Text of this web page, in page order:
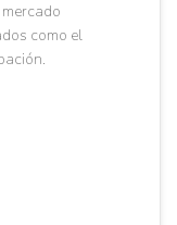
como el